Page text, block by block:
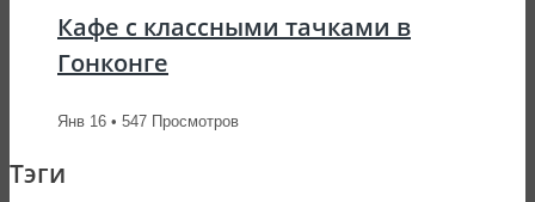
Кафе с классными тачками в
Гонконге
Янв 16 • 547 Просмотров
Тэги